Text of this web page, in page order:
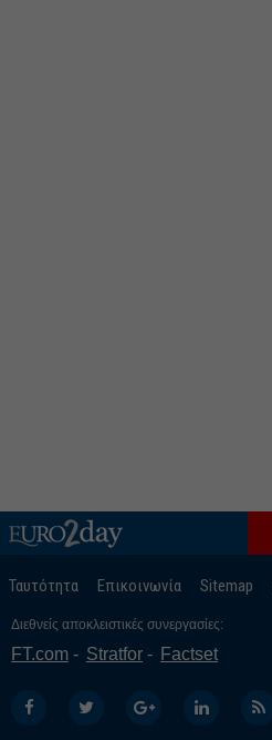
Ταυτότητα Επικοινωνία Sitemap
Διεθνείς αποκλειστικές συνεργασίες:
FT.com Stratfor Factset